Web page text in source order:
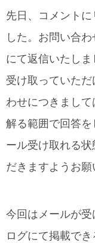
先日、コメント
した。お問い合
にて返信いたし
受け取っていた
わせにつきまし
解る範囲で回答
ール受け取れる
だきますようお願
今回はメールが
ログにて掲載で